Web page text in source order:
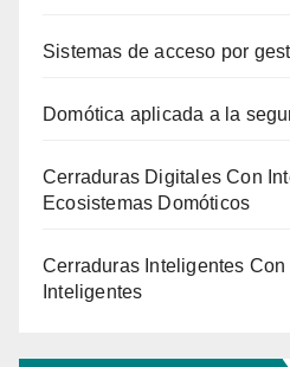
Sistemas de acceso por
Domótica aplicada a la
Cerraduras Digitales Con
Ecosistemas Domóticos
Cerraduras Inteligentes
Inteligentes